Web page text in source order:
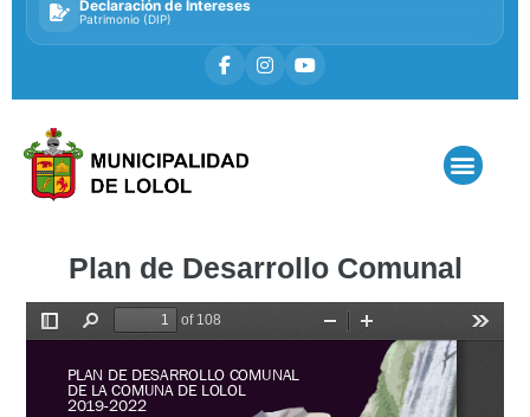
Declaración de Intereses
Patrimonio (DIP)
Plan de Desarrollo Comunal